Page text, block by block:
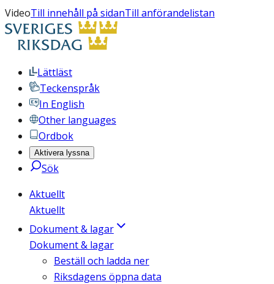
VideoTill innehåll på sidanTill anförandelistan
Lättläst
Teckenspråk
In English
Other languages
Ordbok
Aktivera lyssna
Sök
Aktuellt
Aktuellt
Dokument & lagar
Dokument & lagar
Beställ och ladda ner
Riksdagens öppna data